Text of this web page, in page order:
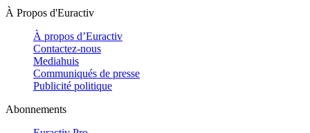
À Propos d'Euractiv
À propos d’Euractiv
Contactez-nous
Mediahuis
Communiqués de presse
Publicité politique
Abonnements